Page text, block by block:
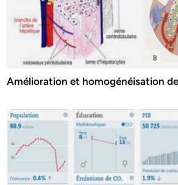
Amélioration et homogénéisation